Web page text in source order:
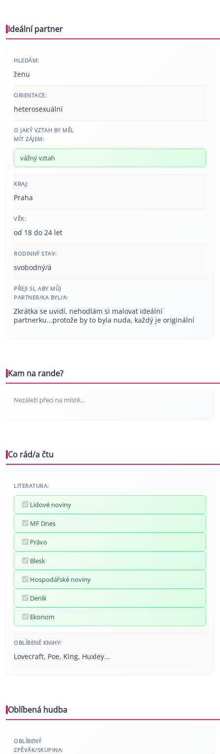
Ideální partner
HLEDÁM:
ženu
ORIENTACE:
heterosexuální
O JAKÝ VZTAH BY MĚL
MÍT ZÁJEM:
vážný vztah
KRAJ:
Praha
VĚK:
od 18 do 24 let
RODINNÝ STAV:
svobodný/á
PŘEJI SI, ABY MŮJ
PARTNER/KA BYL/A:
Zkrátka se uvidí, nehodlám si malovat ideální
partnerku...protože by to byla nuda, každý je originální
Kam na rande?
Nezáleží přeci na místě...
Co rád/a čtu
LITERATURA:
Lidové noviny
MF Dnes
Právo
Blesk
Hospodářské noviny
Deník
Ekonom
OBLÍBENÉ KNIHY:
Lovecraft, Poe, King, Huxley...
Oblíbená hudba
OBLÍBENÝ
ZPĚVÁK/SKUPINA: